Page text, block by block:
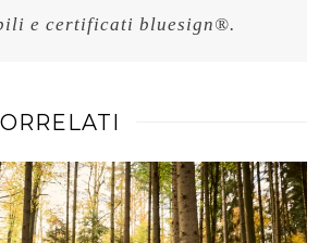
e certificati bluesign®.